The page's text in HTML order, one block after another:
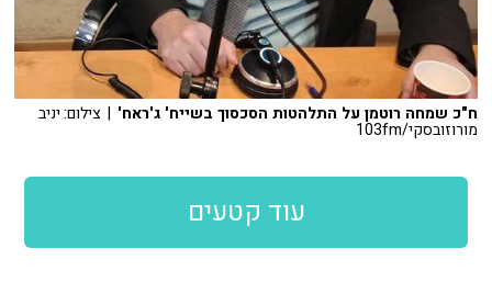
ח"כ שמחה רוטמן על התלהטות הסכסוך בשייח' ג'ראח' | צילום: יניב
מורוזובסקי/103fm
עוד קטעים